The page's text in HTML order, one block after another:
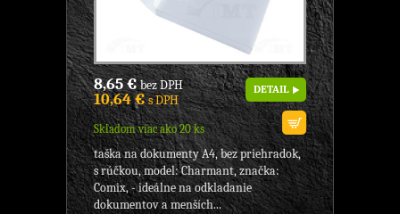
8,65 €bez DPH
10,64 €s DPH
Skladom viac ako 20 ks
DETAIL
taška na dokumenty A4, bez priehradok,
s rúčkou, model: Charmant, značka:
Comix, - ideálne na odkladanie
dokumentov a menších...